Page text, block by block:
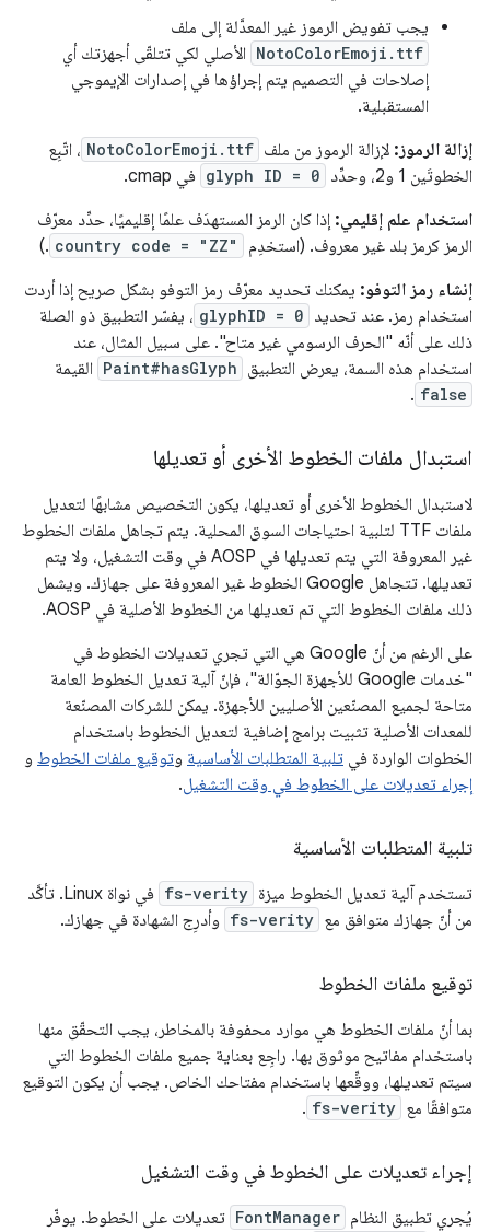
يجب تفويض الرموز غير المعدَّلة إلى ملف
NotoColorEmoji.ttf الأصلي لكي تتلقّى أجهزتك أي
إصلاحات في التصميم يتم إجراؤها في إصدارات الإيموجي
المستقبلية.
إزالة الرموز: لإزالة الرموز من ملف NotoColorEmoji.ttf ، اتّبِع
الخطوتَين 1 و2، وحدِّد
glyph ID = 0 في cmap.
استخدام علم إقليمي: إذا كان الرمز المستهدَف علمًا إقليميًا، حدِّد معرّف
الرمز كرمز بلد غير معروف. (استخدِم
country code = "ZZ"
.)
إنشاء رمز التوفو: يمكنك تحديد معرّف رمز التوفو بشكل صريح إذا أردت
استخدام رمز. عند تحديد glyphID = 0 ، يفسّر التطبيق ذو الصلة
ذلك على أنّه "الحرف الرسومي غير متاح". على سبيل المثال، عند
استخدام هذه السمة، يعرض التطبيق Paint#hasGlyph القيمة
false
.
استبدال ملفات الخطوط الأخرى أو تعديلها
لاستبدال الخطوط الأخرى أو تعديلها، يكون التخصيص مشابهًا لتعديل
ملفات TTF لتلبية احتياجات السوق المحلية. يتم تجاهل ملفات الخطوط
غير المعروفة التي يتم تعديلها في AOSP في وقت التشغيل، ولا يتم
تعديلها. تتجاهل Google الخطوط غير المعروفة على جهازك. ويشمل
ذلك ملفات الخطوط التي تم تعديلها من الخطوط الأصلية في AOSP.
على الرغم من أنّ Google هي التي تجري تعديلات الخطوط في
"خدمات Google للأجهزة الجوّالة"، فإنّ آلية تعديل الخطوط العامة
متاحة لجميع المصنّعين الأصليين للأجهزة. يمكن للشركات المصنّعة
للمعدات الأصلية تثبيت برامج إضافية لتعديل الخطوط باستخدام
الخطوات الواردة في تلبية المتطلبات الأساسية وتوقيع ملفات الخطوط و
إجراء تعديلات على الخطوط في وقت التشغيل.
تلبية المتطلبات الأساسية
تستخدم آلية تعديل الخطوط ميزة fs-verity
في نواة Linux. تأكَّد
من أنّ جهازك متوافق مع fs-verity وأدرِج الشهادة في جهازك.
توقيع ملفات الخطوط
بما أنّ ملفات الخطوط هي موارد محفوفة بالمخاطر، يجب التحقّق منها
باستخدام مفاتيح موثوق بها. راجِع بعناية جميع ملفات الخطوط التي
سيتم تعديلها، ووقِّعها باستخدام مفتاحك الخاص. يجب أن يكون التوقيع
متوافقًا مع fs-verity
.
إجراء تعديلات على الخطوط في وقت التشغيل
يُجري تطبيق النظام FontManager تعديلات على الخطوط. يوفّر